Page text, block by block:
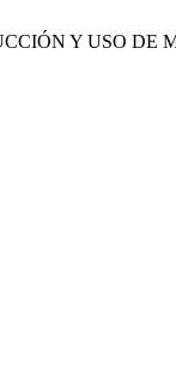
Y USO